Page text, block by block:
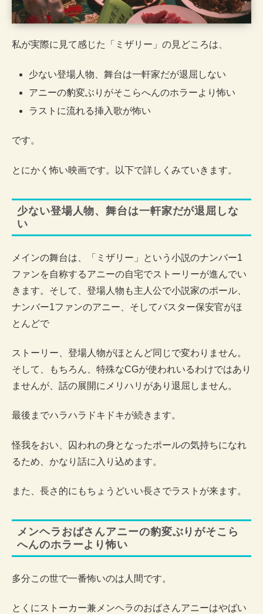
私が実際に見て感じた「ミザリー」の見どころは、
少ない登場人物、舞台は一軒家だが退屈しない
アニーの豹変ぶりがそこらへんのホラーより怖い
ラストに流れる挿入歌が怖い
です。
とにかく怖い映画です。以下で詳しくみていきます。
少ない登場人物、舞台は一軒家だが退屈しな
い
メインの舞台は、「ミザリー」という小説のナンバー1
ファンを自称するアニーの自宅でストーリーが進んでい
きます。そして、登場人物も主人公で小説家のポール、
ナンバー1ファンのアニー、そしてバスター保安官がほ
とんどで
ストーリー、登場人物がほとんど同じで変わりません。
そして、もちろん、特殊なCGが使われいるわけではあり
ませんが、話の展開にメリハリがあり退屈しません。
最後までハラハラドキドキが続きます。
怪我をおい、囚われの身となったポールの気持ちになれ
るため、かなり話に入り込めます。
また、長さ的にもちょうどいい長さでラストが来ます。
メンヘラおばさんアニーの豹変ぶりがそこら
へんのホラーより怖い
多分この世で一番怖いのは人間です。
とくにストーカー兼メンヘラのおばさんアニーはやばい